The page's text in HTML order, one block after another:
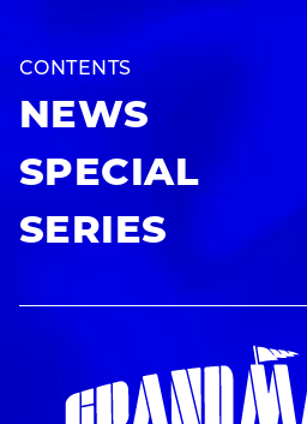
CONTENTS
NEWS
SPECIAL
SERIES